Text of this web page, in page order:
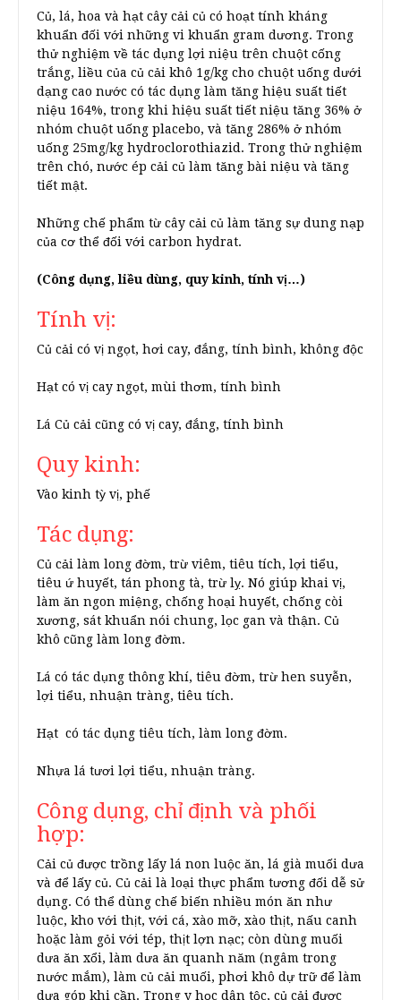
Củ, lá, hoa và hạt cây cải củ có hoạt tính kháng
khuẩn đối với những vi khuẩn gram dương. Trong
thử nghiệm về tác dụng lợi niệu trên chuột cống
trắng, liều của củ cải khô 1g/kg cho chuột uống dưới
dạng cao nước có tác dụng làm tăng hiệu suất tiết
niệu 164%, trong khi hiệu suất tiết niệu tăng 36% ở
nhóm chuột uống placebo, và tăng 286% ở nhóm
uống 25mg/kg hydroclorothiazid. Trong thử nghiệm
trên chó, nước ép cải củ làm tăng bài niệu và tăng
tiết mật.
Những chế phẩm từ cây cải củ làm tăng sự dung nạp
của cơ thể đối với carbon hydrat.
(Công dụng, liều dùng, quy kinh, tính vị…)
Tính vị:
Củ cải có vị ngọt, hơi cay, đắng, tính bình, không độc
Hạt có vị cay ngọt, mùi thơm, tính bình
Lá Củ cải cũng có vị cay, đắng, tính bình
Quy kinh:
Vào kinh tỳ vị, phế
Tác dụng:
Củ cải làm long đờm, trừ viêm, tiêu tích, lợi tiểu,
tiêu ứ huyết, tán phong tà, trừ lỵ. Nó giúp khai vị,
làm ăn ngon miệng, chống hoại huyết, chống còi
xương, sát khuẩn nói chung, lọc gan và thận. Củ
khô cũng làm long đờm.
Lá có tác dụng thông khí, tiêu đờm, trừ hen suyễn,
lợi tiểu, nhuận tràng, tiêu tích.
Hạt có tác dụng tiêu tích, làm long đờm.
Nhựa lá tươi lợi tiểu, nhuận tràng.
Công dụng, chỉ định và phối
hợp:
Cải củ được trồng lấy lá non luộc ăn, lá già muối dưa
và để lấy củ. Củ cải là loại thực phẩm tương đối dễ sử
dụng. Có thể dùng chế biến nhiều món ăn như
luộc, kho với thịt, với cá, xào mỡ, xào thịt, nấu canh
hoặc làm gỏi với tép, thịt lợn nạc; còn dùng muối
dưa ăn xổi, làm dưa ăn quanh năm (ngâm trong
nước mắm), làm củ cải muối, phơi khô dự trữ để làm
dưa góp khi cần. Trong y học dân tộc, củ cải được